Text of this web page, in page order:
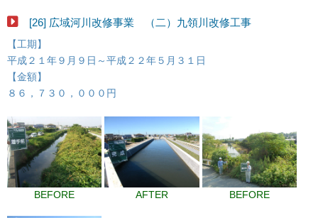
[26] 広域河川改修事業 （二）九領川改修工事
【工期】
平成２１年９月９日～平成２２年５月３１日
【金額】
８６，７３０，０００円
BEFORE AFTER BEFORE